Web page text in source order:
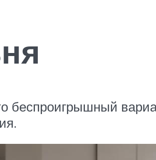
беспроигрышный